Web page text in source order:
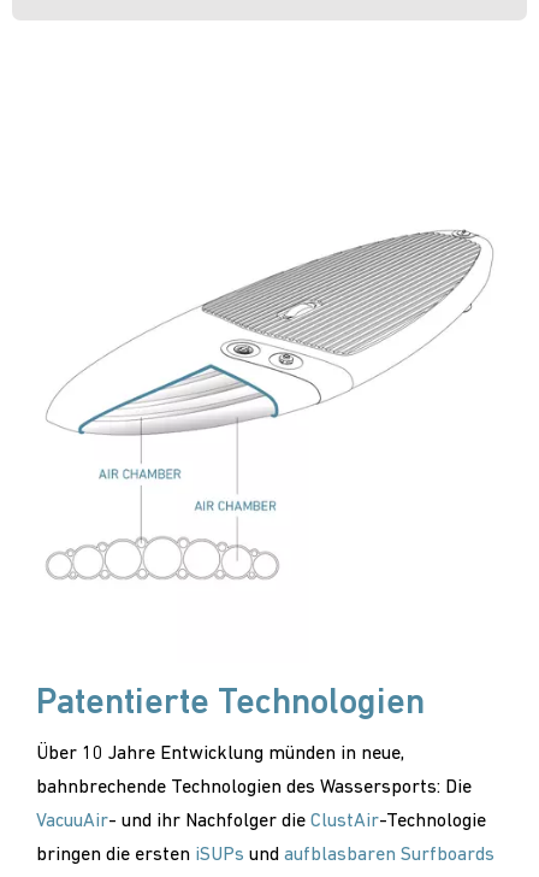
Patentierte Technologien
Über 10 Jahre Entwicklung münden in neue,
bahnbrechende Technologien des Wassersports: Die
VacuuAir- und ihr Nachfolger die ClustAir-Technologie
bringen die ersten iSUPs und aufblasbaren Surfboards